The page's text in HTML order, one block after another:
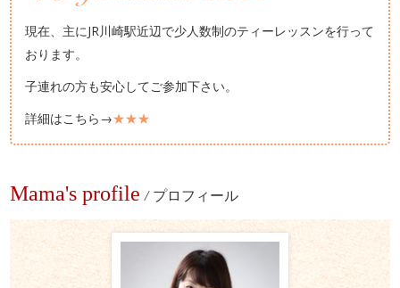
現在、主にJR川崎駅近辺で少人数制のティーレッスンを行って
おります。
子連れの方も安心してご参加下さい。
詳細はこちら→★★★
Mama's profile / プロフィール